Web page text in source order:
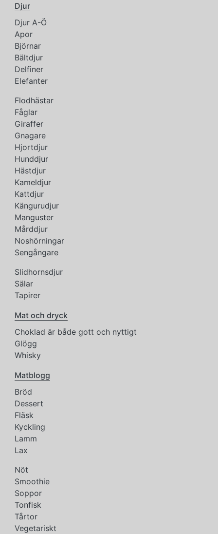
Djur
Djur A-Ö
Apor
Björnar
Bältdjur
Delfiner
Elefanter
Flodhästar
Fåglar
Giraffer
Gnagare
Hjortdjur
Hunddjur
Hästdjur
Kameldjur
Kattdjur
Kängurudjur
Manguster
Mårddjur
Noshörningar
Sengångare
Slidhornsdjur
Sälar
Tapirer
Mat och dryck
Choklad är både gott och nyttigt
Glögg
Whisky
Matblogg
Bröd
Dessert
Fläsk
Kyckling
Lamm
Lax
Nöt
Smoothie
Soppor
Tonfisk
Tårtor
Vegetariskt